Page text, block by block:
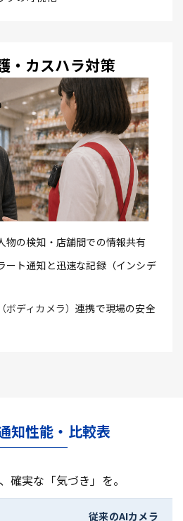
・カスハラ対策
物の検知・店舗間での情報共有
ート通知と迅速な記録（インシデ
ボディカメラ）連携で現場の安全
知性能・比較表
確実な「気づき」を。
従来のAIカメラ